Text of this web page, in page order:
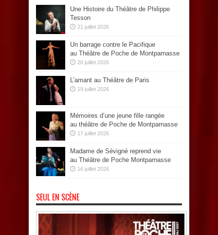
Une Histoire du Théâtre de Philippe
Tesson
21 juillet 2026
Un barrage contre le Pacifique
au Théâtre de Poche de Montparnasse
20 juillet 2026
L’amant au Théâtre de Paris
19 juillet 2026
Mémoires d’une jeune fille rangée
au théâtre de Poche de Montparnasse
17 juillet 2026
Madame de Sévigné reprend vie
au Théâtre de Poche Montparnasse
16 juillet 2026
SEUL EN SCÈNE